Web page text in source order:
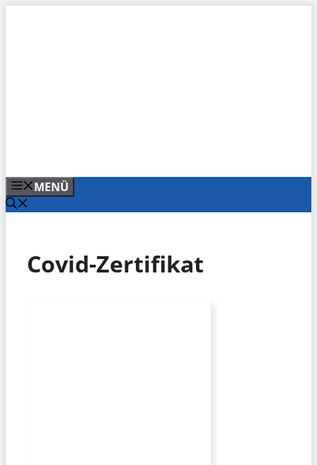
MENÜ
Covid-Zertifikat